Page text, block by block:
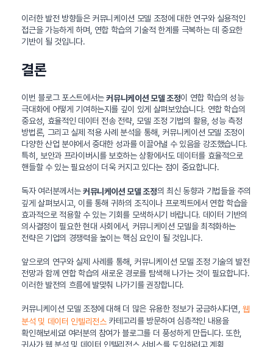
이러한 발전 방향들은 커뮤니케이션 모델 조정에 대한 연구와 실용적인
접근을 가능하게 하며, 연합 학습의 기술적 한계를 극복하는 데 중요한
기반이 될 것입니다.
결론
이번 블로그 포스트에서는커뮤니케이션 모델 조정이 연합 학습의 성능
극대화에 어떻게 기여하는지를 깊이 있게 살펴보았습니다. 연합 학습의
중요성, 효율적인 데이터 전송 전략, 모델 조정 기법의 활용, 성능 측정
방법론, 그리고 실제 적용 사례 분석을 통해, 커뮤니케이션 모델 조정이
다양한 산업 분야에서 중대한 성과를 이끌어낼 수 있음을 강조했습니다.
특히, 보안과 프라이버시를 보호하는 상황에서도 데이터를 효율적으로
핸들할 수 있는 필요성이 더욱 커지고 있다는 점이 중요합니다.
독자 여러분께서는커뮤니케이션 모델 조정의 최신 동향과 기법들을 주의
깊게 살펴보시고, 이를 통해 귀하의 조직이나 프로젝트에서 연합 학습을
효과적으로 적용할 수 있는 기회를 모색하시기 바랍니다. 데이터 기반의
의사결정이 필요한 현대 사회에서, 커뮤니케이션 모델을 최적화하는
전략은 기업의 경쟁력을 높이는 핵심 요인이 될 것입니다.
앞으로의 연구와 실제 사례를 통해, 커뮤니케이션 모델 조정 기술의 발전
전망과 함께 연합 학습의 새로운 경로를 탐색해 나가는 것이 필요합니다.
이러한 발전의 흐름에 발맞춰 나가기를 권장합니다.
커뮤니케이션 모델 조정에 대해 더 많은 유용한 정보가 궁금하시다면,웹
분석 및 데이터 인텔리전스카테고리를 방문하여 심층적인 내용을
확인해보세요! 여러분의 참여가 블로그를 더 풍성하게 만듭니다. 또한,
귀사가 웹 분석 및 데이터 인텔리전스 서비스를 도입하려고 계획